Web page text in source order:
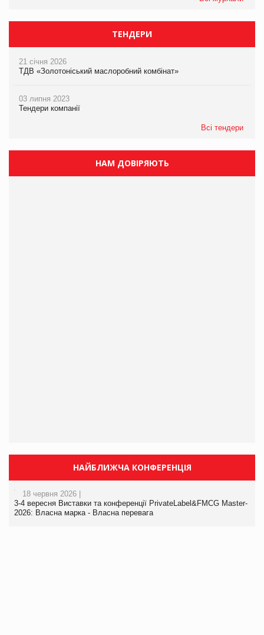
ТЕНДЕРИ
21 січня 2026
ТДВ «Золотоніський маслоробний комбінат»
03 липня 2023
Тендери компанії
Всі тендери
НАМ ДОВІРЯЮТЬ
НАЙБЛИЖЧА КОНФЕРЕНЦІЯ
18 червня 2026 |
3-4 вересня Виставки та конференції PrivateLabel&FMCG Master-
2026: Власна марка - Власна перевага